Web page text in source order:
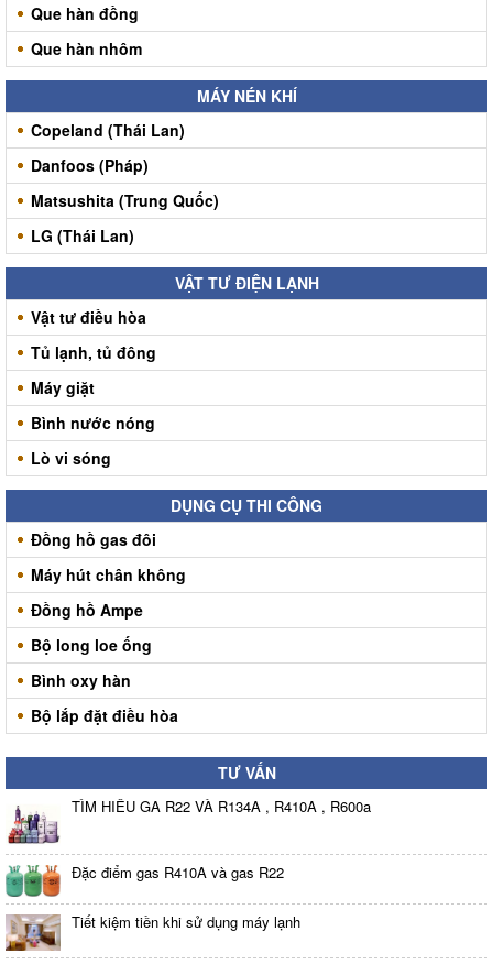
Que hàn đồng
Que hàn nhôm
MÁY NÉN KHÍ
Copeland (Thái Lan)
Danfoos (Pháp)
Matsushita (Trung Quốc)
LG (Thái Lan)
VẬT TƯ ĐIỆN LẠNH
Vật tư điều hòa
Tủ lạnh, tủ đông
Máy giặt
Bình nước nóng
Lò vi sóng
DỤNG CỤ THI CÔNG
Đồng hồ gas đôi
Máy hút chân không
Đồng hồ Ampe
Bộ long loe ống
Bình oxy hàn
Bộ lắp đặt điều hòa
TƯ VẤN
TÌM HIỂU GA R22 VÀ R134A , R410A , R600a
Đặc điểm gas R410A và gas R22
Tiết kiệm tiền khi sử dụng máy lạnh